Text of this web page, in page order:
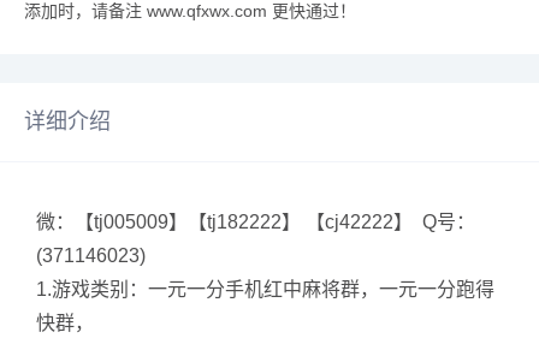
添加时，请备注 www.qfxwx.com 更快通过！
详细介绍
微：【tj005009】【tj182222】 【cj42222】 Q号：
(371146023)
1.游戏类别：一元一分手机红中麻将群，一元一分跑得
快群，